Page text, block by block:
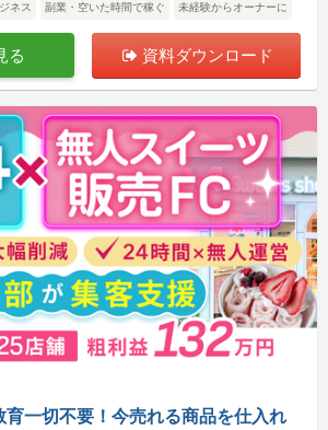
ネス 副業・空いた時間で稼ぐ 未経験からオーナーに
る 資料ダウンロード
育一切不要！今売れる商品を仕入れ